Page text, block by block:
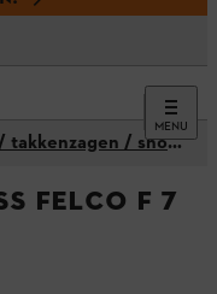
MENU
Snoeischaren / takkenscharen / takkenzagen / snoeizagen
FELCO F 7